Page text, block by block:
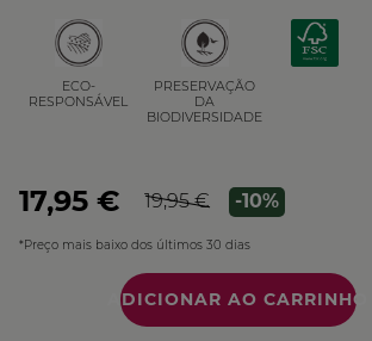
ECO-
RESPONSÁVEL
PRESERVAÇÃO
DA
BIODIVERSIDADE
17,95 € 19,95 € -10%
*Preço mais baixo dos últimos 30 dias
Quantidade